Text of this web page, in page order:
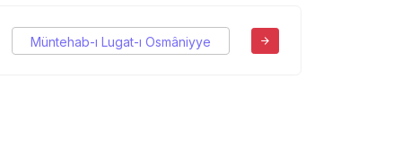
Müntehab-ı Lugat-ı Osmâniyye